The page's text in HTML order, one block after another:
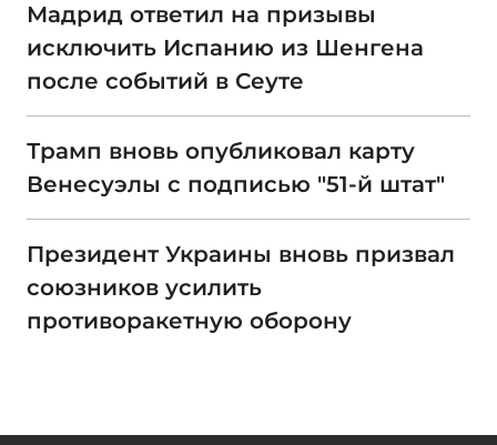
Мадрид ответил на призывы
исключить Испанию из Шенгена
после событий в Сеуте
Трамп вновь опубликовал карту
Венесуэлы с подписью "51-й штат"
Президент Украины вновь призвал
союзников усилить
противоракетную оборону